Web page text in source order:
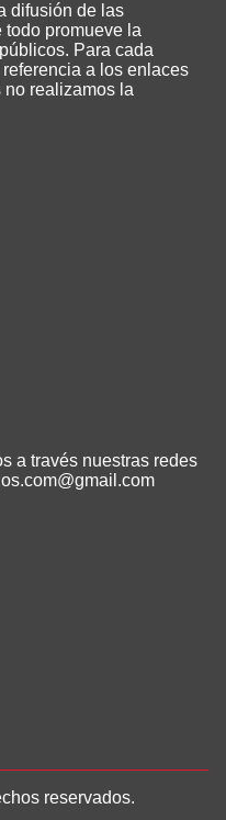
a través nuestras redes
difusión de las
promueve la
Para cada
a los enlaces
realizamos la
reservados.